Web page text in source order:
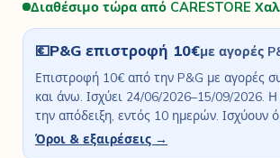
Διαθέσιμο τώρα από CARESTORE
💶P&G επιστροφή 10€με αγορές
Επιστροφή 10€ από την P&G με αγορές
και άνω. Ισχύει 24/06/2026–15/09/2026.
την απόδειξη, εντός 10 ημερών. Ισχύουν
Όροι & εξαιρέσεις →